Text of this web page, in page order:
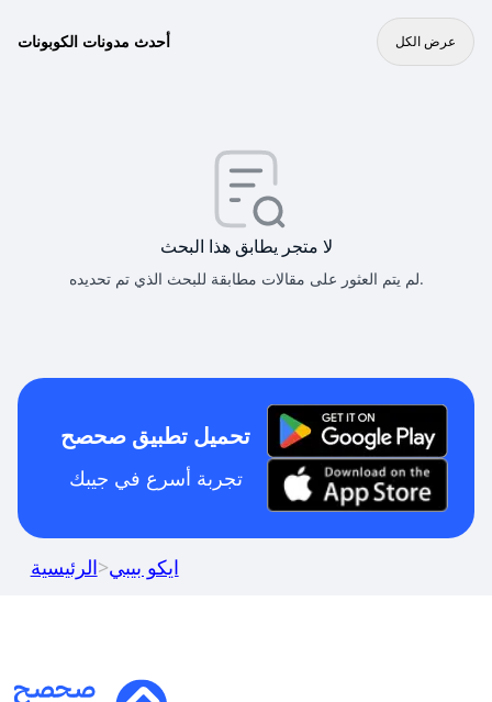
أحدث مدونات الكوبونات عرض الكل
لا متجر يطابق هذا البحث
لم يتم العثور على مقالات مطابقة للبحث الذي تم تحديده.
تحميل تطبيق صحصح
تجربة أسرع في جيبك
الرئيسية>ايكو بيبي